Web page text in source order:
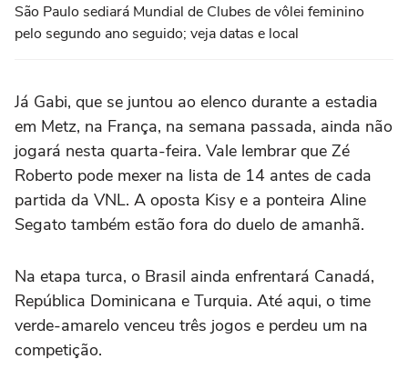
São Paulo sediará Mundial de Clubes de vôlei feminino
pelo segundo ano seguido; veja datas e local
Já Gabi, que se juntou ao elenco durante a estadia
em Metz, na França, na semana passada, ainda não
jogará nesta quarta-feira. Vale lembrar que Zé
Roberto pode mexer na lista de 14 antes de cada
partida da VNL. A oposta Kisy e a ponteira Aline
Segato também estão fora do duelo de amanhã.
Na etapa turca, o Brasil ainda enfrentará Canadá,
República Dominicana e Turquia. Até aqui, o time
verde-amarelo venceu três jogos e perdeu um na
competição.